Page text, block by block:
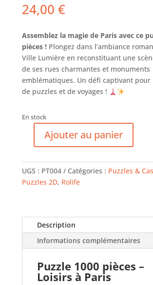
24,00 €
Assemblez la magie de Paris avec ce
pièces !Plongez dans l’ambiance
Ville Lumière en reconstituant une
de ses rues charmantes et monuments
emblématiques. Un défi captivant pour
de puzzles et de voyages !
En stock
quantité
Rolife
-
Loisirs
-
Puzzle
Ajouter au panier
UGS : PT004 Catégories : Puzzles &
Puzzles 2D, Rolife
Description
Informations complémentaires
Puzzle 1000 pièces –
Loisirs à Paris